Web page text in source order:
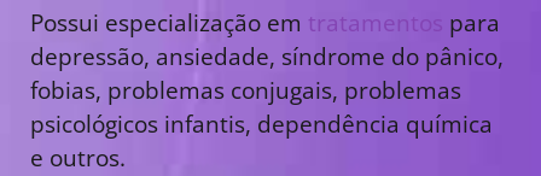
Possui especialização em tratamentos para
depressão, ansiedade, síndrome do pânico,
fobias, problemas conjugais, problemas
psicológicos infantis, dependência química
e outros.